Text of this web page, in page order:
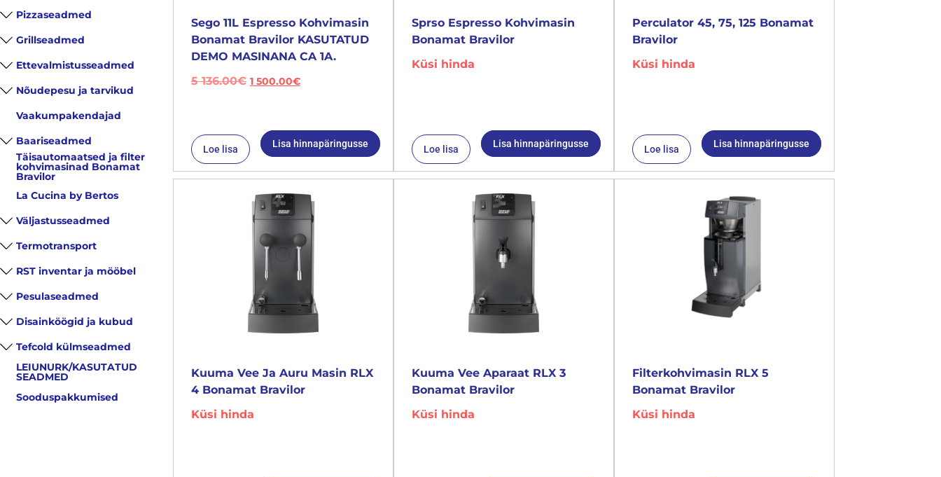
Pizzaseadmed
Grillseadmed
Ettevalmistusseadmed
Nõudepesu ja tarvikud
Vaakumpakendajad
Baariseadmed
Täisautomaatsed ja filter
kohvimasinad Bonamat
Bravilor
La Cucina by Bertos
Väljastusseadmed
Termotransport
RST inventar ja mööbel
Pesulaseadmed
Disainköögid ja kubud
Tefcold külmseadmed
LEIUNURK/KASUTATUD
SEADMED
Sooduspakkumised
Sego 11L Espresso Kohvimasin
Bonamat Bravilor KASUTATUD
DEMO MASINANA CA 1A.
5 136.00€ 1 500.00€
Loe lisa Lisa hinnapäringusse
Sprso Espresso Kohvimasin
Bonamat Bravilor
Küsi hinda
Loe lisa Lisa hinnapäringusse
Perculator 45, 75, 125 Bonamat
Bravilor
Küsi hinda
Loe lisa Lisa hinnapäringusse
Kuuma Vee Ja Auru Masin RLX
4 Bonamat Bravilor
Küsi hinda
Kuuma Vee Aparaat RLX 3
Bonamat Bravilor
Küsi hinda
Filterkohvimasin RLX 5
Bonamat Bravilor
Küsi hinda